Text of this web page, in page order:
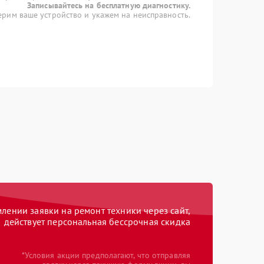
Записывайтесь на бесплатную диагностику.
ваше устройство и укажем на неисправность.
заявки на ремонт техники через сайт,
действует персональная бессрочная скидка
*Условия акции предполагают, что отправляя